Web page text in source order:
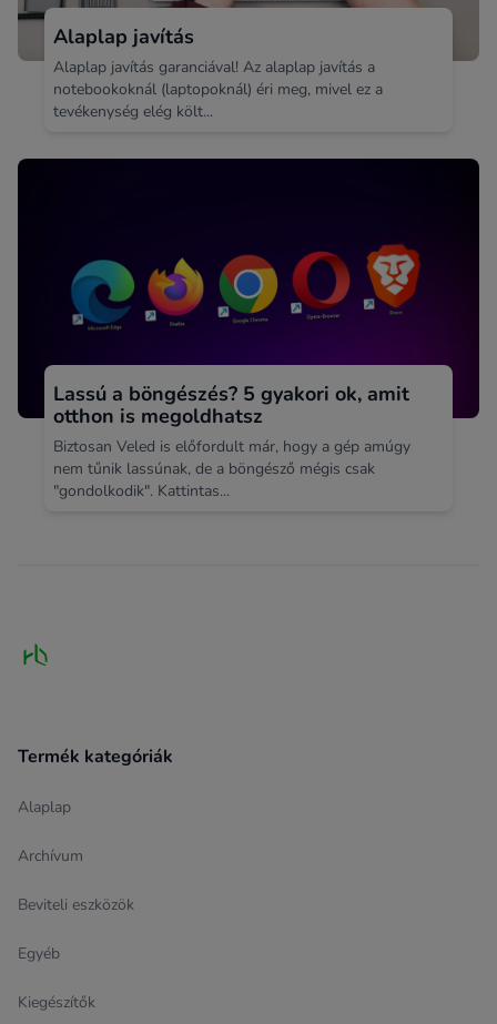
Alaplap javítás
Alaplap javítás garanciával! Az alaplap javítás a
notebookoknál (laptopoknál) éri meg, mivel ez a
tevékenység elég költ...
Lassú a böngészés? 5 gyakori ok, amit
otthon is megoldhatsz
Biztosan Veled is előfordult már, hogy a gép amúgy
nem tűnik lassúnak, de a böngésző mégis csak
"gondolkodik". Kattintas...
Termék kategóriák
Alaplap
Archívum
Beviteli eszközök
Egyéb
Kiegészítők